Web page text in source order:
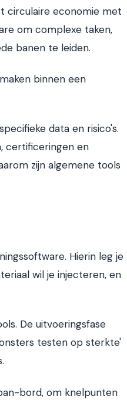
circulaire economie met
om complexe taken,
banen te leiden.
binnen een
data en risico's.
certificeringen en
zijn algemene tools
Hierin leg je
wil je injecteren, en
De uitvoeringsfase
testen op sterkte'
bord, om knelpunten